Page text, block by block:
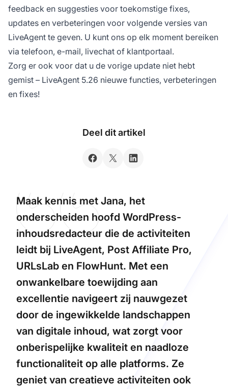
feedback en suggesties voor toekomstige fixes,
updates en verbeteringen voor volgende versies van
LiveAgent te geven. U kunt ons op elk moment bereiken
via telefoon, e-mail, livechat of klantportaal.
Zorg er ook voor dat u de vorige update niet hebt
gemist – LiveAgent 5.26 nieuwe functies, verbeteringen
en fixes!
Deel dit artikel
Maak kennis met Jana, het
onderscheiden hoofd WordPress-
inhoudsredacteur die de activiteiten
leidt bij LiveAgent, Post Affiliate Pro,
URLsLab en FlowHunt. Met een
onwankelbare toewijding aan
excellentie navigeert zij nauwgezet
door de ingewikkelde landschappen
van digitale inhoud, wat zorgt voor
onberispelijke kwaliteit en naadloze
functionaliteit op alle platforms. Ze
geniet van creatieve activiteiten ook